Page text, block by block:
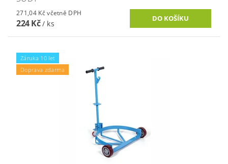
271,04 Kč včetně DPH
224 Kč/ ks
Záruka 10 let
Doprava zdarma